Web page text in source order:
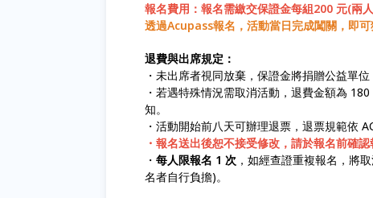
報名費用：報名需繳交保證金每組200 元(兩
透過Acupass報名，活動當日完成闖關，即
退費與出席規定：
・未出席者視同放棄，保證金將捐贈公益單位
・若遇特殊情況需取消活動，退費金額為
知。
・活動開始前八天可辦理退票，退票規範依
・報名送出後恕不接受修改，請於報名前確認
・ 每人限報名 1 次 ，如經查證重複報名，將
名者自行負擔)。